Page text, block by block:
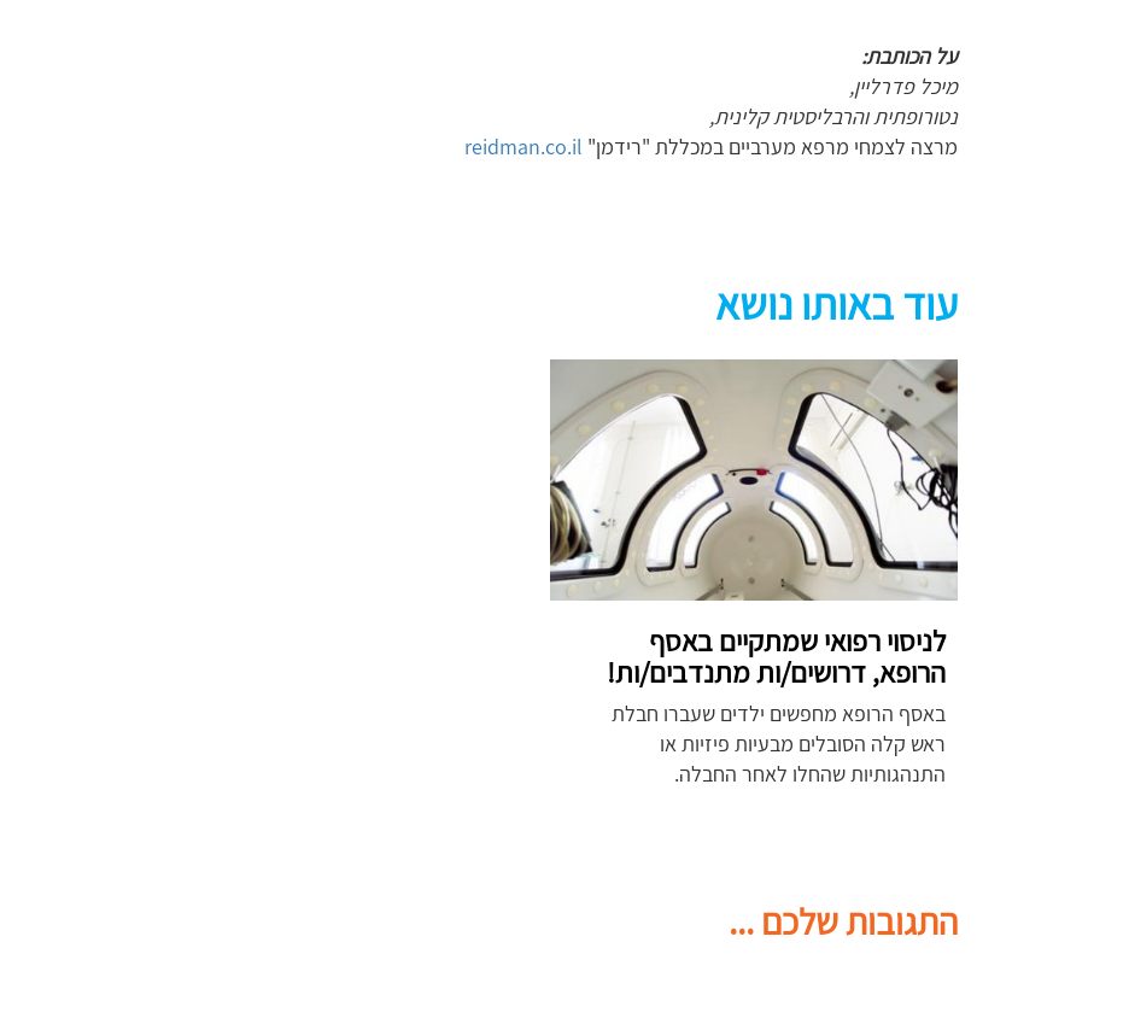
על הכותבת:
מיכל פדרליין,
נטורופתית והרבליסטית קלינית,
מרצה לצמחי מרפא מערביים במכללת "רידמן" reidman.co.il
עוד באותו נושא
לניסוי רפואי שמתקיים באסף
הרופא, דרושים/ות מתנדבים/ות!
באסף הרופא מחפשים ילדים שעברו חבלת
ראש קלה הסובלים מבעיות פיזיות או
התנהגותיות שהחלו לאחר החבלה.
התגובות שלכם ...